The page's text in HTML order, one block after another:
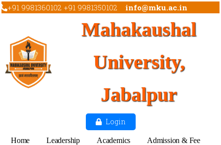
+91 9981360102 +91 9981350102 info@mku.ac.in
Mahakaushal
University,
Jabalpur
Login
Home Leadership Academics
Admission & Fee